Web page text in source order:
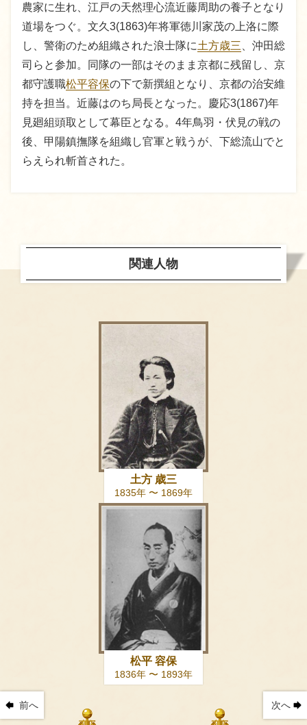
農家に生れ、江戸の天然理心流近藤周助の養子となり
道場をつぐ。文久3(1863)年将軍徳川家茂の上洛に際
し、警衛のため組織された浪士隊に土方歳三 、沖田総
司らと参加。同隊の一部はそのまま京都に残留し、京
都守護職松平容保の下で新撰組となり、京都の治安維
持を担当。近藤はのち局長となった。慶応3(1867)年
見廻組頭取として幕臣となる。4年鳥羽・伏見の戦の
後、甲陽鎮撫隊を組織し官軍と戦うが、下総流山でと
らえられ斬首された。
関連人物
前へ
土方 歳三
1835年 〜 1869年
松平 容保
1836年 〜 1893年
次へ